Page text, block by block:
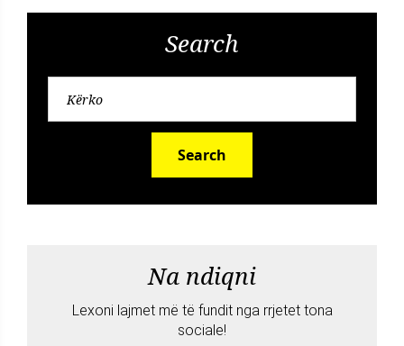
Search
Search
Na ndiqni
Lexoni lajmet më të fundit nga rrjetet tona
sociale!